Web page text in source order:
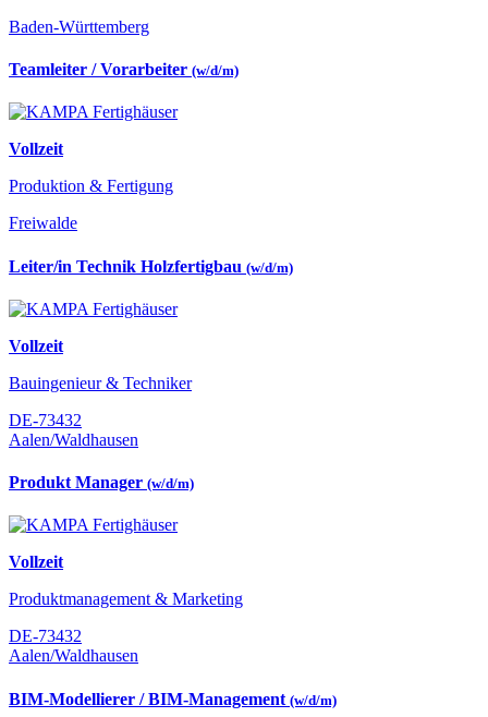
Baden-Württemberg
Teamleiter / Vorarbeiter (w/d/m)
Vollzeit
Produktion & Fertigung
Freiwalde
Leiter/in Technik Holzfertigbau (w/d/m)
Vollzeit
Bauingenieur & Techniker
DE-73432
Aalen/Waldhausen
Produkt Manager (w/d/m)
Vollzeit
Produktmanagement & Marketing
DE-73432
Aalen/Waldhausen
BIM-Modellierer / BIM-Management (w/d/m)